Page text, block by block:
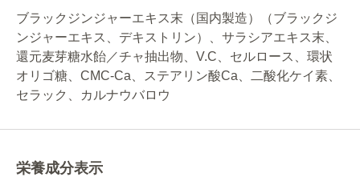
ブラックジンジャーエキス末（国内製造）（ブラックジ
ンジャーエキス、デキストリン）、サラシアエキス末、
還元麦芽糖水飴／チャ抽出物、V.C、セルロース、環状
オリゴ糖、CMC-Ca、ステアリン酸Ca、二酸化ケイ素、
セラック、カルナウバロウ
栄養成分表示